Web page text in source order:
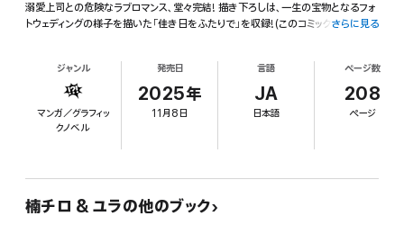
溺愛上司との危険なラブロマンス、堂々完結! 描き下ろしは、一生の宝物となるフォ
トウェディングの様子を描いた「佳き日をふたりで」を収録!(このコミックスには「ス
さらに見る
ジャンル
マンガ／グラフィッ
クノベル
発売日
2025年
11月8日
言語
JA
日本語
ページ数
208
ページ
楠チロ & ユラの他のブック